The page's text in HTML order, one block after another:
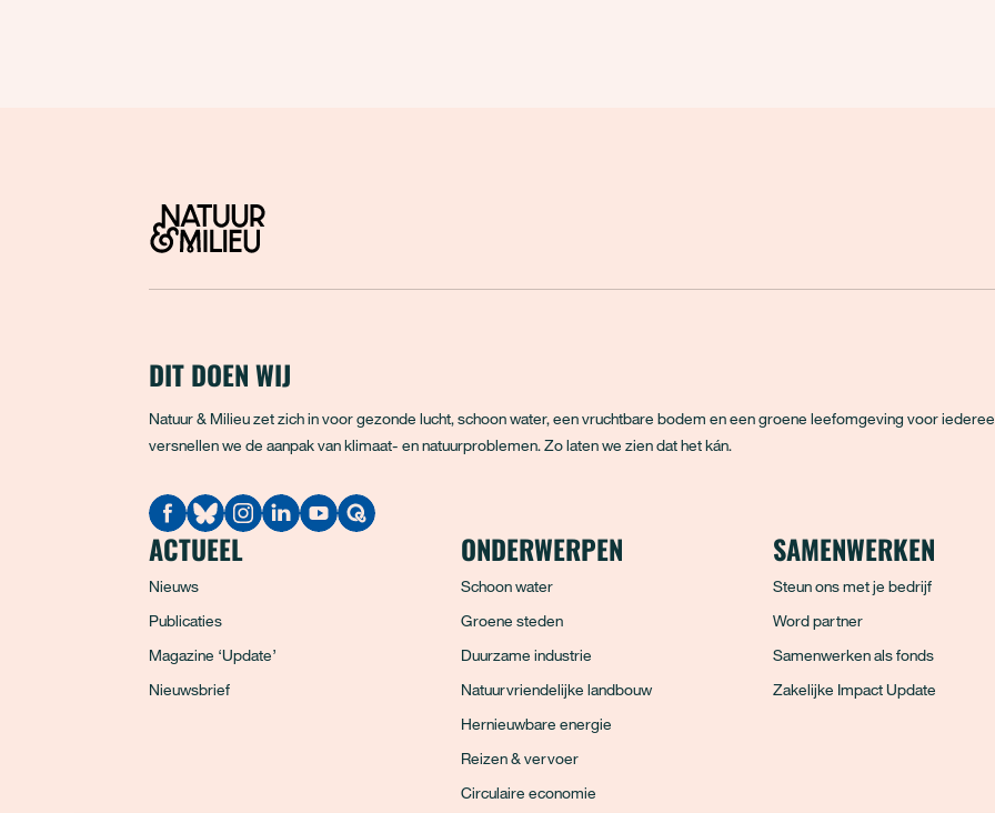
DIT DOEN WIJ
Natuur & Milieu zet zich in voor gezonde lucht, schoon water, een vruchtbare bodem en een groene leefomgeving voor
versnellen we de aanpak van klimaat- en natuurproblemen. Zo laten we zien dat het kán.
Quodari
ACTUEEL
Nieuws
Publicaties
Magazine ‘Update’
Nieuwsbrief
ONDERWERPEN
Schoon water
Groene steden
Duurzame industrie
Natuurvriendelijke landbouw
Hernieuwbare energie
Reizen & vervoer
Circulaire economie
SAMENWERKEN
Steun ons met je bedrijf
Word partner
Samenwerken als fonds
Zakelijke Impact Update